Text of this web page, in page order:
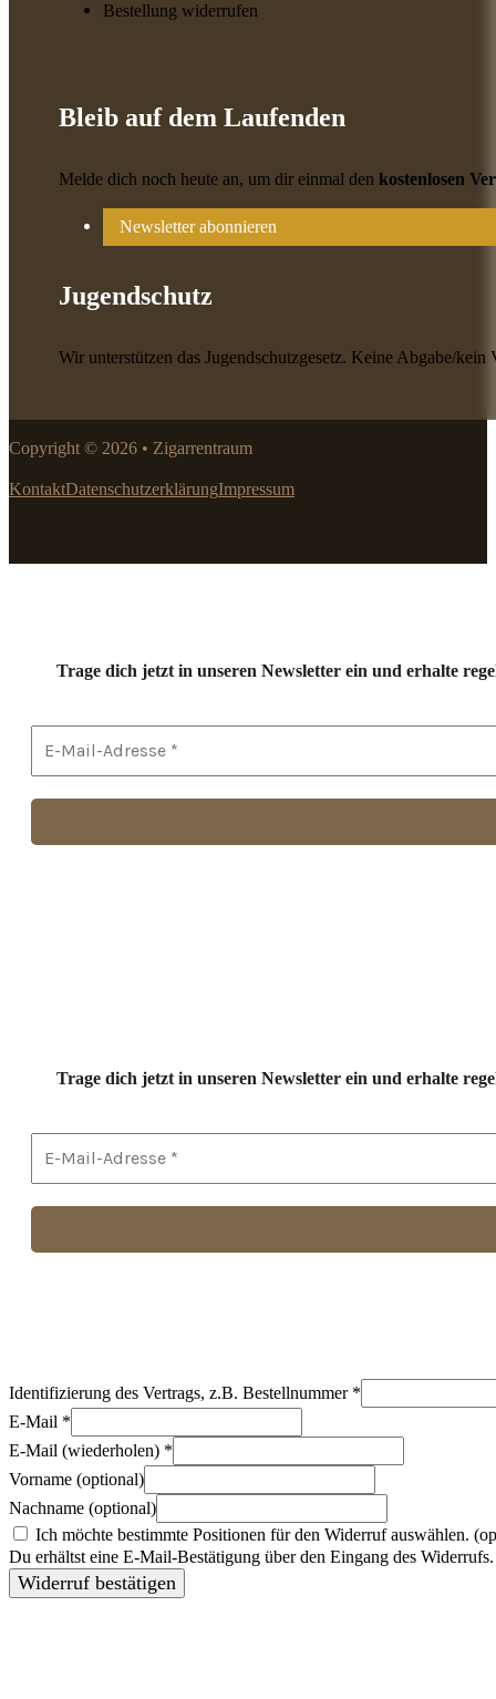
Bestellung widerrufen
Bleib auf dem Laufenden
Melde dich noch heute an, um dir einmal denkostenlosen
Newsletter abonnieren
Jugendschutz
Wir unterstützen das Jugendschutzgesetz. Keine Abgabe/
Copyright © 2026 • Zigarrentraum
KontaktDatenschutzerklärungImpressum
Trage dich jetzt in unseren Newsletter ein und erhalte
Trage dich jetzt in unseren Newsletter ein und erhalte
Identifizierung des Vertrags, z.B. Bestellnummer *
E-Mail *
E-Mail (wiederholen) *
Vorname (optional)
Nachname (optional)
Ich möchte bestimmte Positionen für den Widerruf auswählen.
Du erhältst eine E-Mail-Bestätigung über den Eingang des
Widerruf bestätigen